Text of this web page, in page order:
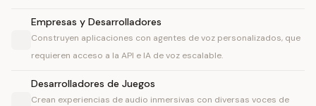
Empresas y Desarrolladores
Construyen aplicaciones con agentes de voz personalizados, que
requieren acceso a la API e IA de voz escalable.
Desarrolladores de Juegos
Crean experiencias de audio inmersivas con diversas voces de